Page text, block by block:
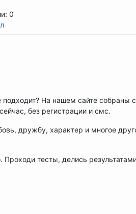
0
подходит? На нашем сайте собраны
без регистрации и смс.
дружбу, характер и многое
Проходи тесты, делись